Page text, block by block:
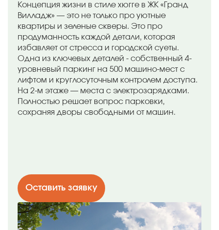
Концепция жизни в стиле хюгге в ЖК «Гранд
Вилладж» — это не только про уютные
квартиры и зеленые скверы. Это про
продуманность каждой детали, которая
избавляет от стресса и городской суеты.
Одна из ключевых деталей - собственный 4-
уровневый паркинг на 500 машино-мест с
лифтом и круглосуточным контролем доступа.
На 2-м этаже — места с электрозарядками.
Полностью решает вопрос парковки,
сохраняя дворы свободными от машин.
Оставить заявку